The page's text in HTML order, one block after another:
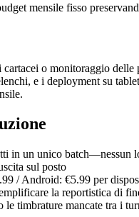
mensile fisso
o monitoraggio
e i deployment su
in un unico batch—nessun
sul posto
/ Android: €5.99 per
la reportistica di
timbrature mancate tra i